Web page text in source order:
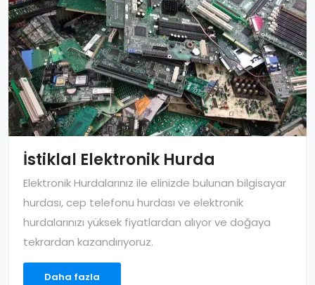
İstiklal Elektronik Hurda
Elektronik Hurdalarınız ile elinizde bulunan bilgisayar
hurdası, cep telefonu hurdası ve elektronik
hurdalarınızı yüksek fiyatlardan alıyor ve doğaya
tekrardan kazandırıyoruz.
Daha fazla